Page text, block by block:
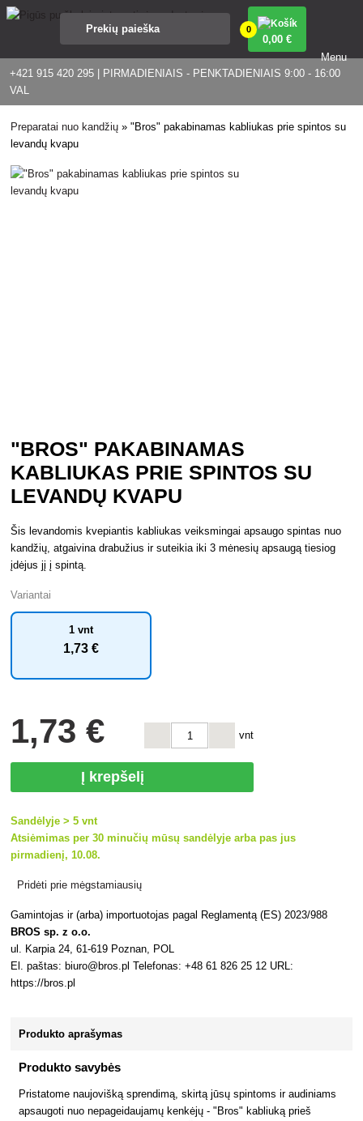
+421 915 420 295 | PIRMADIENIAIS - PENKTADIENIAIS 9:00 - 16:00
VAL
0
0,00 €
Menu
Preparatai nuo kandžių »"Bros" pakabinamas kabliukas prie spintos su
levandų kvapu
"BROS" PAKABINAMAS
KABLIUKAS PRIE SPINTOS SU
LEVANDŲ KVAPU
Šis levandomis kvepiantis kabliukas veiksmingai apsaugo spintas nuo
kandžių, atgaivina drabužius ir suteikia iki 3 mėnesių apsaugą tiesiog
įdėjus jį į spintą.
Variantai
1 vnt
1,73 €
1,73 € vnt
Į krepšelį
Sandėlyje > 5 vnt
Atsiėmimas per 30 minučių mūsų sandėlyje arba pas jus
pirmadienį, 10.08.
Pridėti prie mėgstamiausių
Gamintojas ir (arba) importuotojas pagal Reglamentą (ES) 2023/988
BROS sp. z o.o.
ul. Karpia 24, 61-619 Poznan, POL
El. paštas: biuro@bros.pl Telefonas: +48 61 826 25 12 URL:
https://bros.pl
Produkto aprašymas
Produkto savybės
Pristatome naujovišką sprendimą, skirtą jūsų spintoms ir audiniams
apsaugoti nuo nepageidaujamų kenkėjų - "Bros" kabliuką prieš